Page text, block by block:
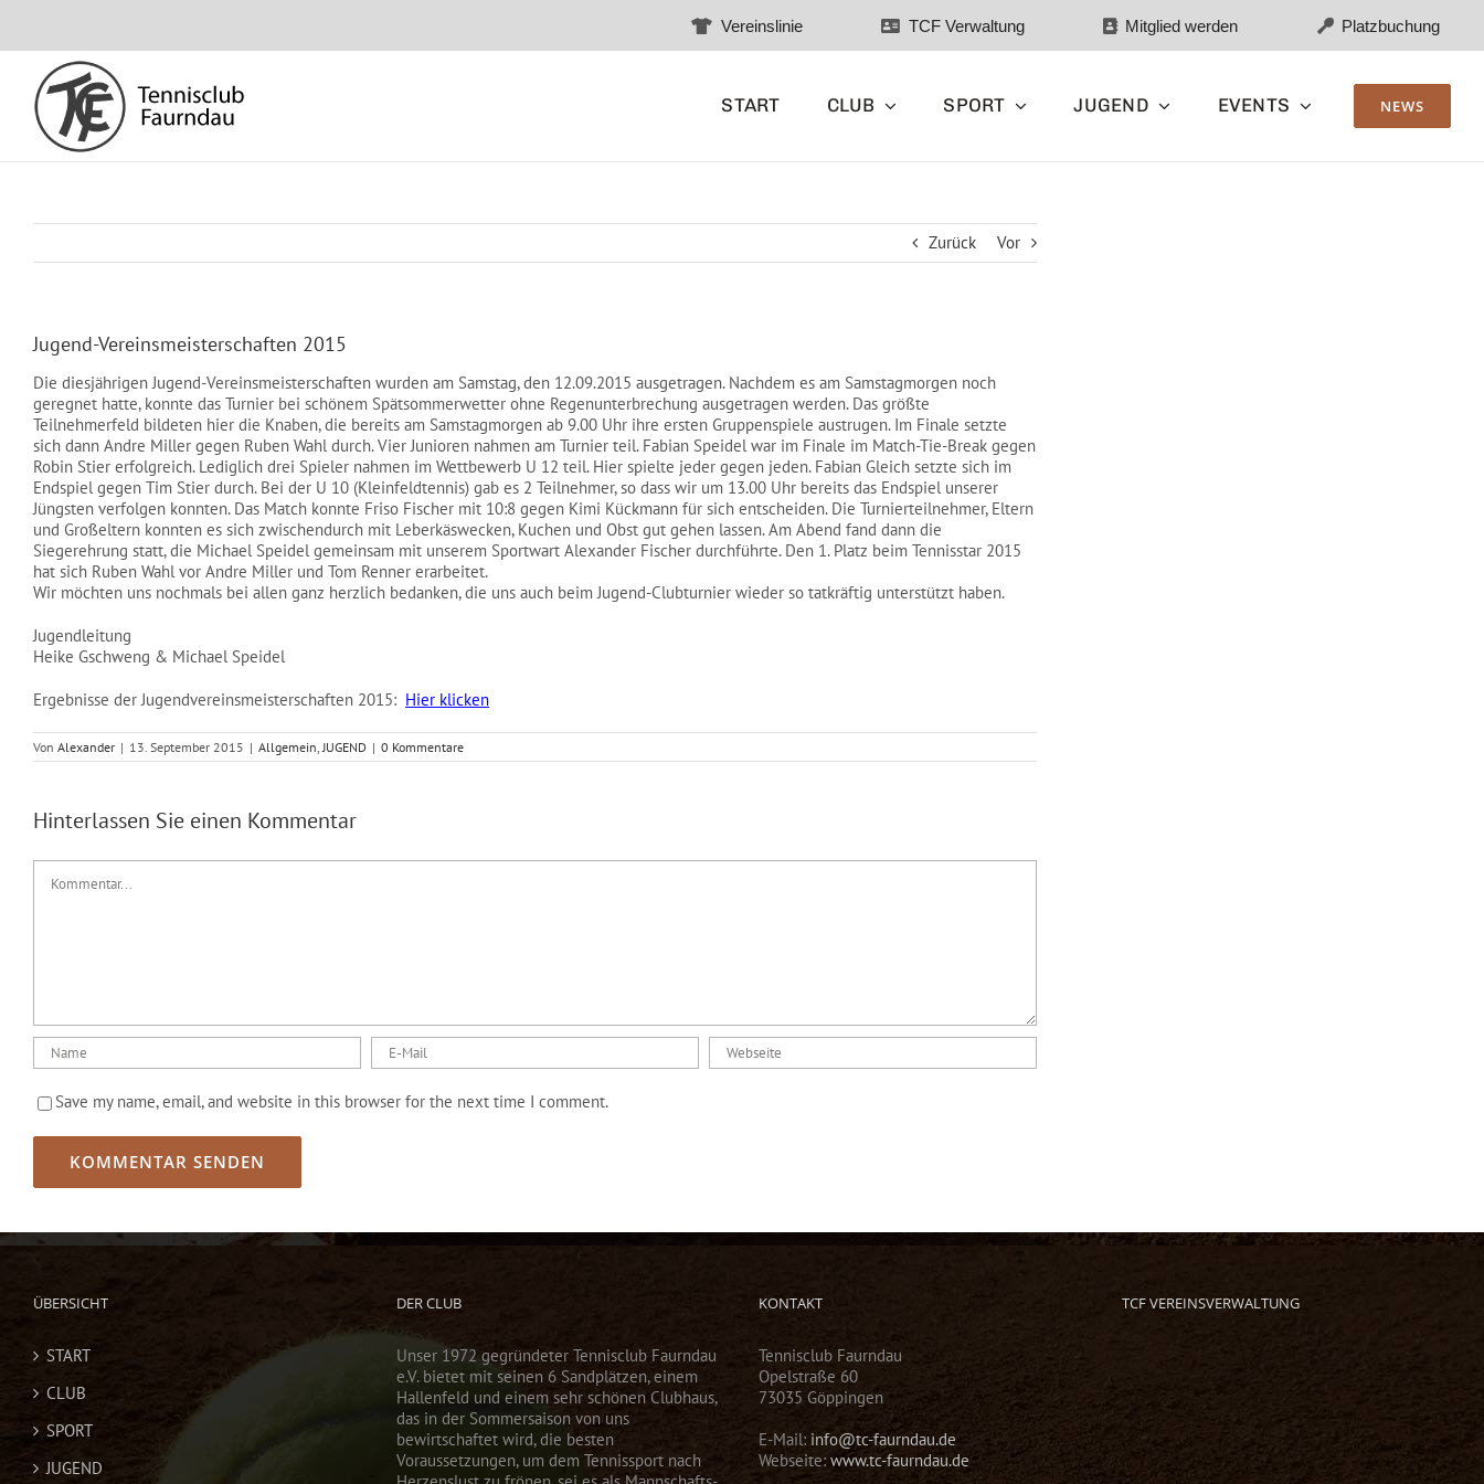
content
Vereinslinie TCF Verwaltung Mitglied werden Platzbuchung
START CLUB SPORT JUGEND EVENTS NEWS
Zurück Vor
Jugend-Vereinsmeisterschaften 2015
Die diesjährigen Jugend-Vereinsmeisterschaften wurden am Samstag, den 12.09.2015 ausgetragen. Nachdem es am Samstagmorgen noch
geregnet hatte, konnte das Turnier bei schönem Spätsommerwetter ohne Regenunterbrechung ausgetragen werden. Das größte
Teilnehmerfeld bildeten hier die Knaben, die bereits am Samstagmorgen ab 9.00 Uhr ihre ersten Gruppenspiele austrugen. Im Finale setzte
sich dann Andre Miller gegen Ruben Wahl durch. Vier Junioren nahmen am Turnier teil. Fabian Speidel war im Finale im Match-Tie-Break gegen
Robin Stier erfolgreich. Lediglich drei Spieler nahmen im Wettbewerb U 12 teil. Hier spielte jeder gegen jeden. Fabian Gleich setzte sich im
Endspiel gegen Tim Stier durch. Bei der U 10 (Kleinfeldtennis) gab es 2 Teilnehmer, so dass wir um 13.00 Uhr bereits das Endspiel unserer
Jüngsten verfolgen konnten. Das Match konnte Friso Fischer mit 10:8 gegen Kimi Kückmann für sich entscheiden. Die Turnierteilnehmer, Eltern
und Großeltern konnten es sich zwischendurch mit Leberkäswecken, Kuchen und Obst gut gehen lassen. Am Abend fand dann die
Siegerehrung statt, die Michael Speidel gemeinsam mit unserem Sportwart Alexander Fischer durchführte. Den 1. Platz beim Tennisstar 2015
hat sich Ruben Wahl vor Andre Miller und Tom Renner erarbeitet.
Wir möchten uns nochmals bei allen ganz herzlich bedanken, die uns auch beim Jugend-Clubturnier wieder so tatkräftig unterstützt haben.
Jugendleitung
Heike Gschweng & Michael Speidel
Ergebnisse der Jugendvereinsmeisterschaften 2015: Hier klicken
Von Alexander | 13. September 2015 | Allgemein,JUGEND | 0 Kommentare
Hinterlassen Sie einen Kommentar
Save my name, email, and website in this browser for the next time I comment.
ÜBERSICHT
START
CLUB
SPORT
JUGEND
DER CLUB
Unser 1972 gegründeter Tennisclub Faurndau
e.V. bietet mit seinen 6 Sandplätzen, einem
Hallenfeld und einem sehr schönen Clubhaus,
das in der Sommersaison von uns
bewirtschaftet wird, die besten
Voraussetzungen, um dem Tennissport nach
KONTAKT
Tennisclub Faurndau
Opelstraße 60
73035 Göppingen
E-Mail: info@tc-faurndau.de
Webseite: www.tc-faurndau.de
TCF VEREINSVERWALTUNG